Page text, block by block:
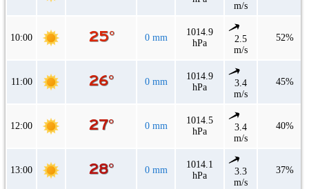
m/s
10:00 0 mm
1014.9
hPa
2.5
m/s
52%
11:00 0 mm
1014.9
hPa
3.4
m/s
45%
12:00 0 mm
1014.5
hPa
3.4
m/s
40%
13:00 0 mm
1014.1
hPa
3.3
m/s
37%